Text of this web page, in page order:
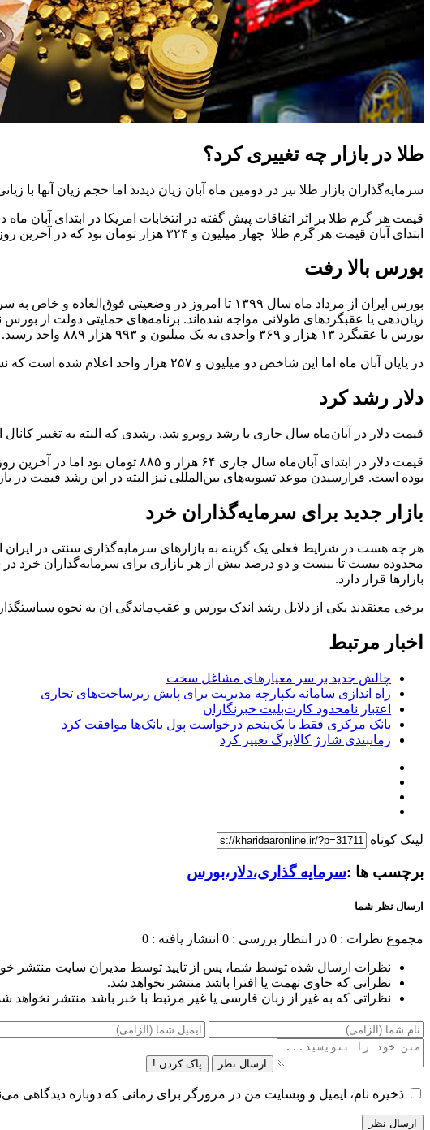
طلا در بازار چه تغییری کرد؟
سرمایه‌گذاران بازار طلا نیز در دومین ماه آبان زیان دیدند اما حجم زیان آنها با
قیمت هر گرم طلا بر اثر اتفاقات پیش گفته در انتخابات امریکا در ابتدای آبان
ابتدای آبان قیمت هر گرم طلا چهار میلیون و ۳۲۴ هزار تومان بود که در آخرین روز پاییز به ۴ میلیون و ۴۹۳ هزار تومان رسید.
بورس بالا رفت
بورس ایران از مرداد ماه سال ۱۳۹۹ تا امروز در
زیان‌دهی یا عقبگردهای طولانی مواجه شده‌اند. برنامه‌های حمایتی دولت از
بورس با عقبگرد ۱۳ هزار و ۳۶۹ واحدی به یک میلیون و ۹۹۳ هزار ۸۸۹ واحد رسید.
در پایان آبان ماه اما این شاخص دو میلیون و ۲۵۷ هزار واحد اعلام شده است که نشان از رشدی در محدوده هشت ردصد دارد. معامله‌گران و ناظران روزهای بهتری را برای بورس پیش‌بینی می‌کنند.
دلار رشد کرد
قیمت دلار در آبان‌ماه سال جاری با رشد روبرو شد. رشدی که البته به تغییر کانال
قیمت دلار در ابتدای آبان‌ماه سال
بوده است. فرارسیدن موعد تسویه‌های بین‌المللی نیز البته در این رشد قیمت در
بازار جدید برای سرمایه‌گذاران خرد
هر چه هست در شرایط فعلی یک گزینه به بازارهای سرمایه‌گذاری سنتی در
محدوده بیست تا بیست و دو درصد بیش از هر بازاری برای سرمایه‌گذاران
بازارها قرار دارد.
برخی معتقدند یکی از دلایل رشد اندک بورس و عقب‌ماندگی ان به نحوه
اخبار مرتبط
چالش جدید بر سر معیارهای مشاغل سخت
راه اندازی سامانه یکپارچه مدیریت برای پایش زیرساخت‌های تجاری
اعتبار نامحدود کارت‌بلیت خبرنگاران
بانک مرکزی فقط با یک‌‎پنجم درخواست پول بانک‌ها موافقت کرد
زمانبندی شارژ کالابرگ تغییر کرد
لینک کوتاه
برچسب ها :سرمایه گذاری،دلار،بورس
ارسال نظر شما
مجموع نظرات : 0 در انتظار بررسی : 0 انتشار یافته : 0
نظرات ارسال شده توسط شما، پس از تایید توسط مدیران سایت منتشر
نظراتی که حاوی تهمت یا افترا باشد منتشر نخواهد شد.
نظراتی که به غیر از زبان فارسی یا غیر مرتبط با خبر باشد منتشر نخواهد
ارسال نظر پاک کردن !
ذخیره نام، ایمیل و وبسایت من در مرورگر برای زمانی که دوباره دیدگاهی